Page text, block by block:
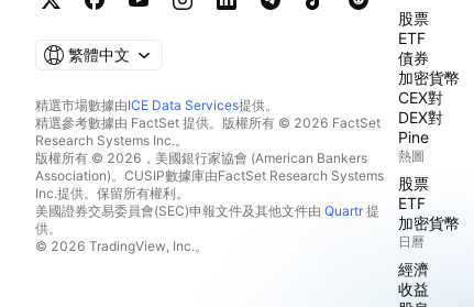
繁體中文
精選市場數據由ICE Data Services提供。
精選參考數據由 FactSet 提供。版權所有 © 2026 FactSet
Research Systems Inc.。
版權所有 © 2026，美國銀行家協會 (American Bankers
Association)。CUSIP數據庫由FactSet Research Systems
Inc.提供。保留所有權利。
美國證券交易委員會(SEC)申報文件及其他文件由 Quartr提
供。
© 2026 TradingView, Inc.。
股票
ETF
債券
加密貨幣
CEX對
DEX對
Pine
熱圖
股票
ETF
加密貨幣
日曆
經濟
收益